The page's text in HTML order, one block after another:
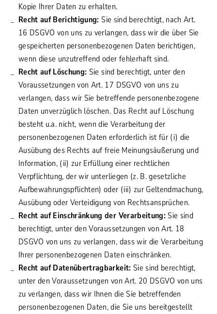
Kopie Ihrer Daten zu erhalten.
Recht auf Berichtigung: Sie sind berechtigt, nach Art.
16 DSGVO von uns zu verlangen, dass wir die über Sie
gespeicherten personenbezogenen Daten berichtigen,
wenn diese unzutreffend oder fehlerhaft sind.
Recht auf Löschung: Sie sind berechtigt, unter den
Voraussetzungen von Art. 17 DSGVO von uns zu
verlangen, dass wir Sie betreffende personenbezogene
Daten unverzüglich löschen. Das Recht auf Löschung
besteht u.a. nicht, wenn die Verarbeitung der
personenbezogenen Daten erforderlich ist für (i) die
Ausübung des Rechts auf freie Meinungsäußerung und
Information, (ii) zur Erfüllung einer rechtlichen
Verpflichtung, der wir unterliegen (z. B. gesetzliche
Aufbewahrungspflichten) oder (iii) zur Geltendmachung,
Ausübung oder Verteidigung von Rechtsansprüchen.
Recht auf Einschränkung der Verarbeitung: Sie sind
berechtigt, unter den Voraussetzungen von Art. 18
DSGVO von uns zu verlangen, dass wir die Verarbeitung
Ihrer personenbezogenen Daten einschränken.
Recht auf Datenübertragbarkeit: Sie sind berechtigt,
unter den Voraussetzungen von Art. 20 DSGVO von uns
zu verlangen, dass wir Ihnen die Sie betreffenden
personenbezogenen Daten, die Sie uns bereitgestellt